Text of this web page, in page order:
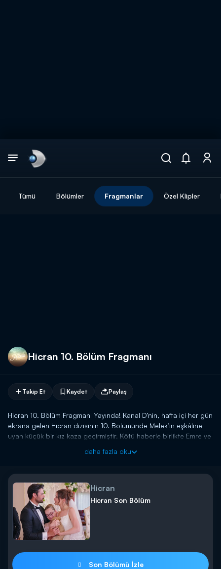
Tümü Bölümler Fragmanlar Özel Klipler
Hicran 10. Bölüm Fragmanı
Takip Et Kaydet Paylaş
Hicran 10. Bölüm Fragmanı Yayında! Kanal D’nin, hafta içi her gün
ekrana gelen Hicran dizisinin 10. Bölümünde Melek’in eşkâline
uyan küçük bir kız kaza geçirmiştir. Kötü haberle birlikte Emre ve
D'de!
daha fazla oku
Hicran
Hicran Son Bölüm
Son Bölümü İzle